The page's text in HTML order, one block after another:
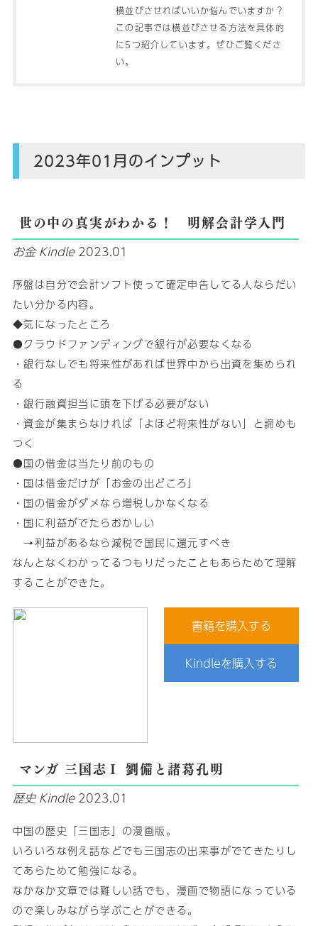
横並びさせればいいか悩んでいますか？
この記事では横並びさせる方法を具体的
に5つ紹介しています。ぜひご覧くださ
い。
2023年01月のインプット
世の中の真実がわかる！ 明解会計学入門
お金 Kindle 2023.01
序盤は自分で会計ソフト使って確定申告してる人ならだい
たい分かる内容。
◆気になったところ
●クラウドファンディングで銀行が必要なくなる
・銀行なしでも将来性があれば世界中から出資を集められ
る
・銀行融資担当に頭を下げる必要がない
・資金が集まらなければ「よほど将来性がない」と諦めも
つく
●国の借金は当たり前のもの
・国は借金だけが「お金の出どころ」
・国の借金がダメなら増税しかなくなる
・国に利益がでたらおかしい
→利益があるなら減税で国民に還元すべき
なんとなくわかってるつもりだったこともあらためて理解
することができた。
書籍を購入する
Kindleを購入する
マンガ 三国志Ⅰ 劉備と諸葛孔明
歴史 Kindle 2023.01
中国の歴史「三国志」の漫画版。
いろいろな例え話などでも三国志の出来事がでてきたりし
てあらためて勉強になる。
なかなか文章では難しい話でも、漫画で物語になっている
ので楽しみながら学ぶことができる。